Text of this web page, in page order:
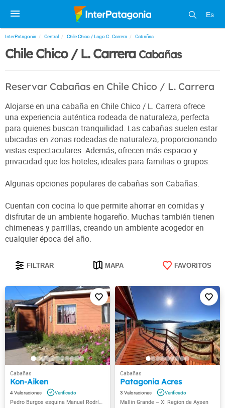
Es
InterPatagonia Central Chile Chico / Lago G. Carrera Cabañas
Chile Chico / L. Carrera Cabañas
Reservar Cabañas en Chile Chico / L. Carrera
Alojarse en una cabaña en Chile Chico / L. Carrera ofrece
una experiencia auténtica rodeada de naturaleza, perfecta
para quienes buscan tranquilidad. Las cabañas suelen estar
ubicadas en zonas rodeadas de naturaleza, proporcionando
vistas espectaculares. Además, ofrecen más espacio y
privacidad que los hoteles, ideales para familias o grupos.
Algunas opciones populares de cabañas son Cabañas.
Cuentan con cocina lo que permite ahorrar en comidas y
disfrutar de un ambiente hogareño. Muchas también tienen
chimeneas y parrillas, creando un ambiente acogedor en
cualquier época del año.
FILTRAR MAPA FAVORITOS
Kon-Aiken
4
Pedro Burgos esquina Manuel Rodríguez
Patagonia Acres
3
Mallin Grande – XI Region de Aysen